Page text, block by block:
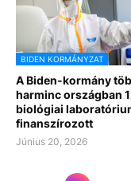
BIDEN KORMÁNYZAT
A Biden-kormány
harminc országban
biológiai
finanszírozott
Június 20, 2026